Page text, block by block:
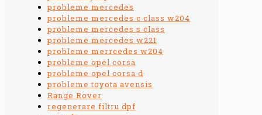
probleme mercedes
probleme mercedes c class w204
probleme mercedes s class
probleme mercedes w221
probleme merrcedes w204
probleme opel corsa
probleme opel corsa d
probleme toyota avensis
Range Rover
regenerare filtru dpf